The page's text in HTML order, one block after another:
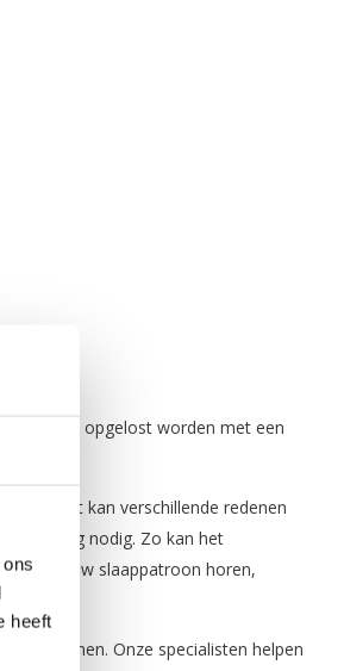
heeft
kan opgelost worden met een
Dit kan verschillende redenen
nodig. Zo kan het
die bij uw slaappatroon horen,
opnemen. Onze specialisten helpen